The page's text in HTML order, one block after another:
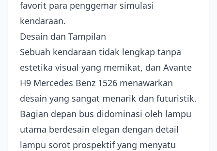
favorit para penggemar simulasi
kendaraan.
Desain dan Tampilan
Sebuah kendaraan tidak lengkap tanpa
estetika visual yang memikat, dan Avante
H9 Mercedes Benz 1526 menawarkan
desain yang sangat menarik dan futuristik.
Bagian depan bus didominasi oleh lampu
utama berdesain elegan dengan detail
lampu sorot prospektif yang menyatu